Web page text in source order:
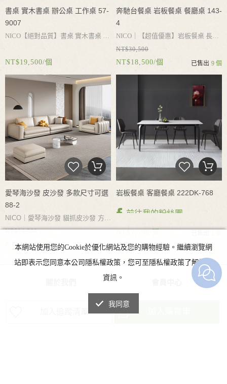
加入追蹤清單
書桌 實木書桌 辦公桌 工作桌 57-
9007
NICO 【絕對品質】書桌 實木書桌
抽屜 實木桌腳承重力強
約設計 搭配不同風格
NT$19,500/個
奔馳台餐桌 岩板餐桌 餐廳桌 143-
4
NICO｜ 【超值優惠】岩板餐桌 長
桌 餐桌 會客桌
厚全復合底板 耐用不破損
加厚不鏽
桌腳空間寬大 搭配不
用餐更自在
NT$30,500
NT$18,500/個 已售出 9 個
愛琴海沙發 皮沙發 多款尺寸可選
88-2
NICO｜愛琴海沙發 貓抓皮沙發 方塊
沙發 耐磨耐抓 寬大坐深 自由坐躺
分體設計 軟而不塌 多尺寸可選多色
可選
NT$24,500
NT$14,500/個
岩板餐桌 客廳餐桌 222DK-768
前往我的粉絲團
NICO|岩板餐桌 客廳餐桌 餐桌椅 多
款尺寸可選 多款石材花紋可選 台灣
急速出貨 台灣門市可現場參觀
NT$7,500/張
本網站使用您的Cookie於優化網站及您的購物經驗。繼續瀏覽網
站即表示您同意本公司隱私權政策，您可至隱私權政策了解詳細
資訊。
我同意